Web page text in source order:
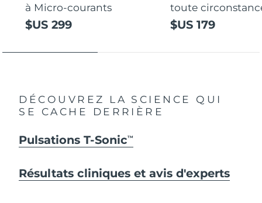
à Micro-courants
$US 299
toute
$US 179
DÉCOUVREZ LA SCIENCE QUI
SE CACHE DERRIÈRE
Pulsations T-SonicTM
Résultats cliniques et avis d'experts